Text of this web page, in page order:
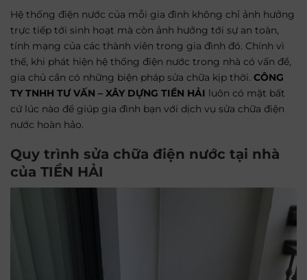
Hệ thống điện nước của mỗi gia đình không chỉ ảnh hưởng
trực tiếp tới sinh hoạt mà còn ảnh hưởng tới sự an toàn,
tính mạng của các thành viên trong gia đình đó. Chính vì
thế, khi phát hiện hệ thống điện nước trong nhà có vấn đề,
gia chủ cần có những biện pháp sửa chữa kịp thời. CÔNG
TY TNHH TƯ VẤN – XÂY DỰNG TIỀN HẢI luôn có mặt bất
cứ lúc nào để giúp gia đình bạn với dịch vụ sửa chữa điện
nước hoàn hảo.
Quy trình sửa chữa điện nước tại nhà
của TIỀN HẢI